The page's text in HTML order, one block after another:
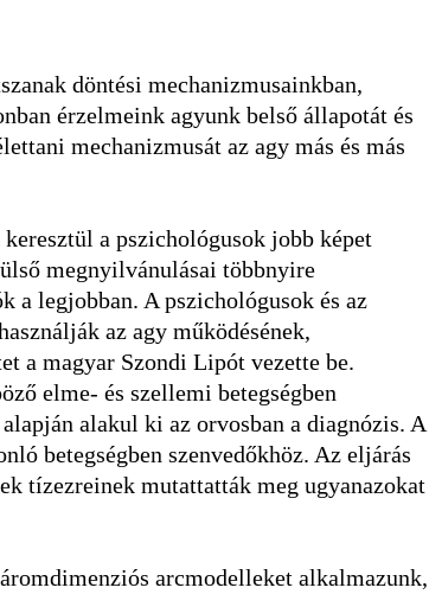
döntési mechanizmusainkban,
érzelmeink agyunk belső állapotát és
mechanizmusát az agy más és más
a pszichológusok jobb képet
megnyilvánulásai többnyire
a legjobban. A pszichológusok és az
az agy működésének,
a magyar Szondi Lipót vezette be.
elme- és szellemi betegségben
alakul ki az orvosban a diagnózis. A
betegségben szenvedőkhöz. Az eljárás
tízezreinek mutattatták meg ugyanazokat
arcmodelleket alkalmazunk,